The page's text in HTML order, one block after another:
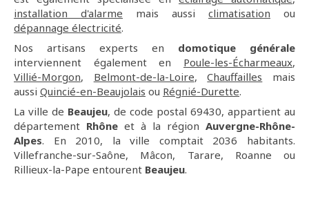
installation d'alarme mais aussi climatisation ou
dépannage électricité.
Nos artisans experts en domotique générale
interviennent également en Poule-les-Écharmeaux,
Villié-Morgon, Belmont-de-la-Loire,Chauffailles mais
aussi Quincié-en-Beaujolais ou Régnié-Durette.
La ville de Beaujeu, de code postal 69430, appartient au
département Rhône et à la région Auvergne-Rhône-
Alpes. En 2010, la ville comptait 2036 habitants.
Villefranche-sur-Saône, Mâcon, Tarare, Roanne ou
Rillieux-la-Pape entourent Beaujeu.